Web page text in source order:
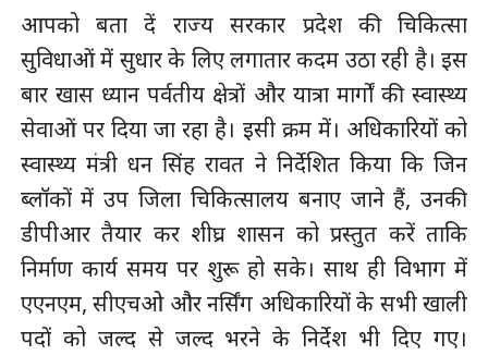
आपको बता दें राज्य सरकार प्रदेश की चिकित्सा
सुविधाओं में सुधार के लिए लगातार कदम उठा रही है। इस
बार खास ध्यान पर्वतीय क्षेत्रों और यात्रा मार्गों की स्वास्थ्य
सेवाओं पर दिया जा रहा है। इसी क्रम में। अधिकारियों को
स्वास्थ्य मंत्री धन सिंह रावत ने निर्देशित किया कि जिन
ब्लॉकों में उप जिला चिकित्सालय बनाए जाने हैं, उनकी
डीपीआर तैयार कर शीघ्र शासन को प्रस्तुत करें ताकि
निर्माण कार्य समय पर शुरू हो सके। साथ ही विभाग में
एएनएम, सीएचओ और नर्सिंग अधिकारियों के सभी खाली
पदों को जल्द से जल्द भरने के निर्देश भी दिए गए।